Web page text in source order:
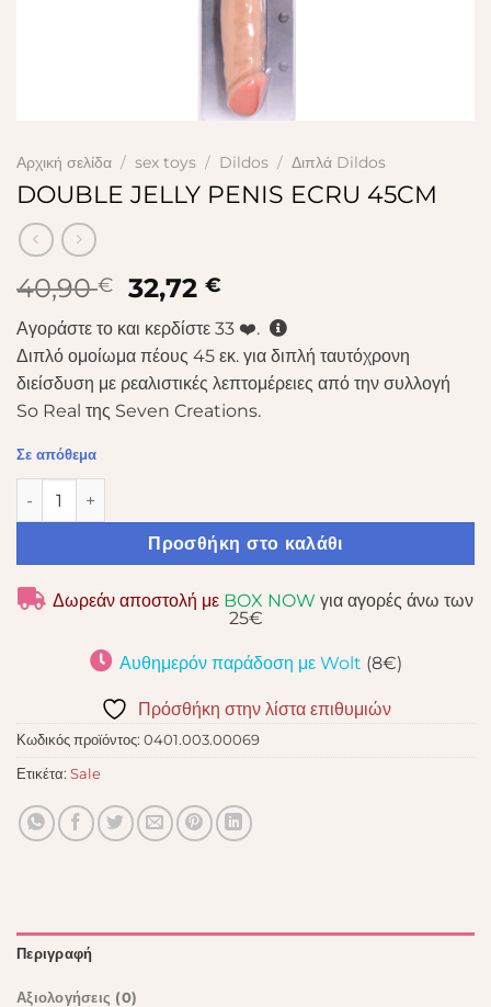
Αρχική σελίδα / sex toys / Dildos / Διπλά Dildos
DOUBLE JELLY PENIS ECRU 45CM
40,90€
Original
price
was:
40,90 €.
32,72€
τρέχουσα
τιμή
είναι:
32,72 €.
Αγοράστε το και κερδίστε 33 ❤️.
Διπλό ομοίωμα πέους 45 εκ. για διπλή ταυτόχρονη
διείσδυση με ρεαλιστικές λεπτομέρειες από την συλλογή
So Real της Seven Creations.
Σε απόθεμα
DOUBLE JELLY PENIS ECRU 45CM ποσότητα
Προσθήκη στο καλάθι
Δωρεάν αποστολή με BOX NOW για αγορές άνω των
25€
Αυθημερόν παράδοση με Wolt (8€)
Πρόσθήκη στην λίστα επιθυμιών
Κωδικός προϊόντος: 0401.003.00069
Ετικέτα: Sale
Περιγραφή
Αξιολογήσεις (0)